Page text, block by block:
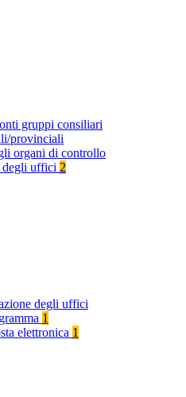
gruppi consiliari
provinciali
organi di controllo
uffici 2
degli uffici
1
elettronica 1